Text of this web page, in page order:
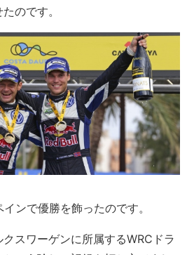
のです。
ンで優勝を飾ったのです。
スワーゲンに所属するWRCドラ